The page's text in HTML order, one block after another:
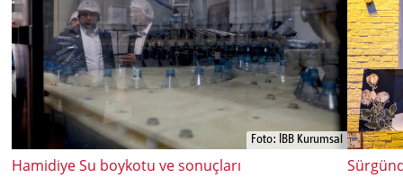
Foto: İBB Kurumsal
Hamidiye Su boykotu ve sonuçları